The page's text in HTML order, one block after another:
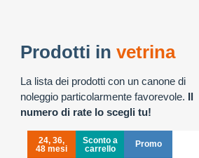
Prodotti in vetrina
La lista dei prodotti con un canone di
noleggio particolarmente favorevole. Il
numero di rate lo scegli tu!
24, 36,
48 mesi
Sconto a
carrello
Promo